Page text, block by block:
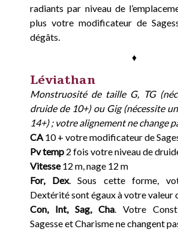
radiants par niveau de
plus votre modificateur de
dégâts.
♦
Léviathan
Monstruosité de taille G, TG
druide de 10+) ou Gig (nécessite
14+) ; votre alignement ne change
CA 10 + votre modificateur de
Pv temp 2 fois votre niveau de
Vitesse12 m, nage 12 m
For, Dex. Sous cette forme,
Dextérité sont égaux à votre valeur
Con, Int, Sag, Cha. Votre
Sagesse et Charisme ne changent